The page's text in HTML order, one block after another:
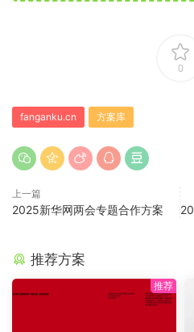
0
fanganku.cn 方案库
上一篇
2025新华网两会专题合作方案
推荐方案